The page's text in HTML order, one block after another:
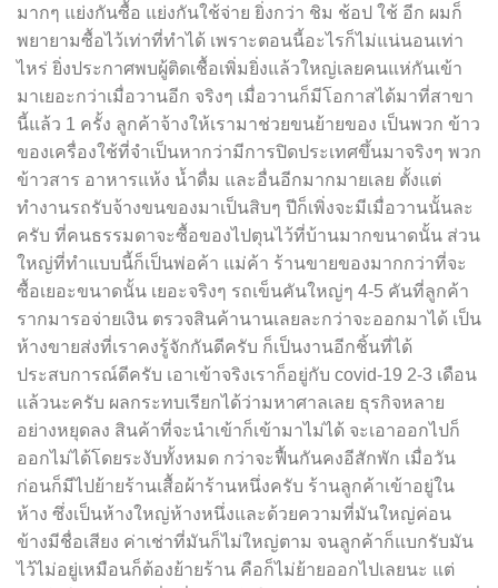
มากๆ แย่งกันซื้อ แย่งกันใช้จ่าย ยิ่งกว่า ชิม ช้อป ใช้ อีก ผมก็
พยายามซื้อไว้เท่าที่ทำได้ เพราะตอนนี้อะไรก็ไม่แน่นอนเท่า
ไหร่ ยิ่งประกาศพบผู้ติดเชื้อเพิ่มยิ่งแล้วใหญ่เลยคนแห่กันเข้า
มาเยอะกว่าเมื่อวานอีก จริงๆ เมื่อวานก็มีโอกาสได้มาที่สาขา
นี้แล้ว 1 ครั้ง ลูกค้าจ้างให้เรามาช่วยขนย้ายของ เป็นพวก ข้าว
ของเครื่องใช้ที่จำเป็นหากว่ามีการปิดประเทศขึ้นมาจริงๆ พวก
ข้าวสาร อาหารแห้ง น้ำดื่ม และอื่นอีกมากมายเลย ตั้งแต่
ทำงานรถรับจ้างขนของมาเป็นสิบๆ ปีก็เพิ่งจะมีเมื่อวานนั้นละ
ครับ ที่คนธรรมดาจะซื้อของไปตุนไว้ที่บ้านมากขนาดนั้น ส่วน
ใหญ่ที่ทำแบบนี้ก็เป็นพ่อค้า แม่ค้า ร้านขายของมากกว่าที่จะ
ซื้อเยอะขนาดนั้น เยอะจริงๆ รถเข็นคันใหญ่ๆ 4-5 คันที่ลูกค้า
รากมารอจ่ายเงิน ตรวจสินค้านานเลยละกว่าจะออกมาได้ เป็น
ห้างขายส่งที่เราคงรู้จักกันดีครับ ก็เป็นงานอีกชิ้นที่ได้
ประสบการณ์ดีครับ เอาเข้าจริงเราก็อยู่กับ covid-19 2-3 เดือน
แล้วนะครับ ผลกระทบเรียกได้ว่ามหาศาลเลย ธุรกิจหลาย
อย่างหยุดลง สินค้าที่จะนำเข้าก็เข้ามาไม่ได้ จะเอาออกไปก็
ออกไม่ได้โดยระงับทั้งหมด กว่าจะฟื้นกันคงอีสักพัก เมื่อวัน
ก่อนก็มีไปย้ายร้านเสื้อผ้าร้านหนึ่งครับ ร้านลูกค้าเข้าอยู่ใน
ห้าง ซึ่งเป็นห้างใหญ่ห้างหนึ่งและด้วยความที่มันใหญ่ค่อน
ข้างมีชื่อเสียง ค่าเช่าที่มันก็ไม่ใหญ่ตาม จนลูกค้าก็แบกรับมัน
ไว้ไม่อยู่เหมือนก็ต้องย้ายร้าน คือก็ไม่ย้ายออกไปเลยนะ แต่